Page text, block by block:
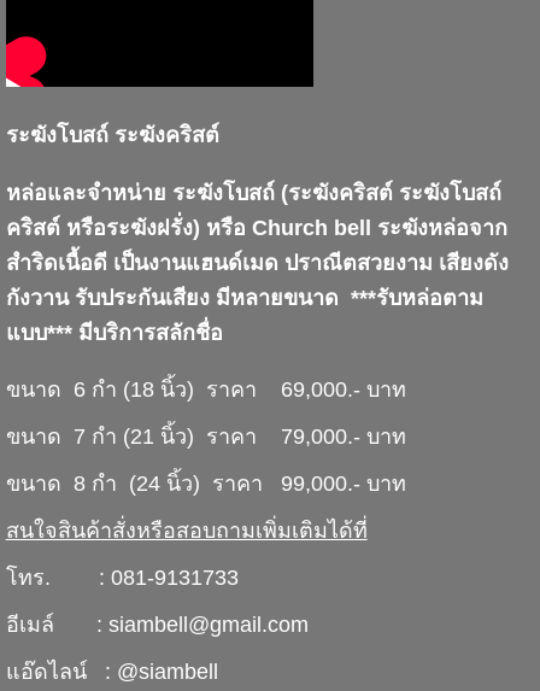
ระฆังโบสถ์ ระฆังคริสต์
หล่อและจำหน่าย ระฆังโบสถ์ (ระฆังคริสต์ ระฆังโบสถ์
คริสต์ หรือระฆังฝรั่ง) หรือ Church bell ระฆังหล่อจาก
สำริดเนื้อดี เป็นงานแฮนด์เมด ปราณีตสวยงาม เสียงดัง
กังวาน รับประกันเสียง มีหลายขนาด ***รับหล่อตาม
แบบ*** มีบริการสลักชื่อ
ขนาด 6 กำ (18 นิ้ว) ราคา 69,000.- บาท
ขนาด 7 กำ (21 นิ้ว) ราคา 79,000.- บาท
ขนาด 8 กำ (24 นิ้ว) ราคา 99,000.- บาท
สนใจสินค้าสั่งหรือสอบถามเพิ่มเติมได้ที่
โทร. : 081-9131733
อีเมล์ : siambell@gmail.com
แอ๊ดไลน์ : @siambell